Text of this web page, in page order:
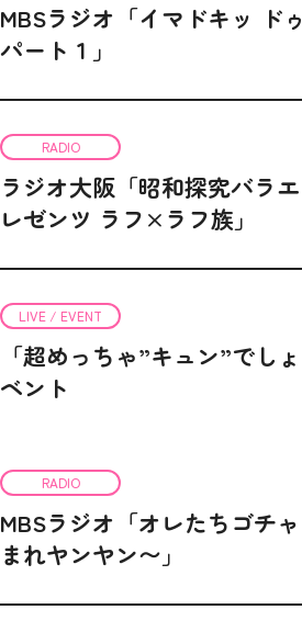
MBSラジオ「イマドキッ ド
パート１」
RADIO
ラジオ大阪「昭和探究バラ
レゼンツ ラフ×ラフ族」
LIVE / EVENT
「超めっちゃ”キュン”でし
ベント
RADIO
MBSラジオ「オレたちゴチ
まれヤンヤン〜」